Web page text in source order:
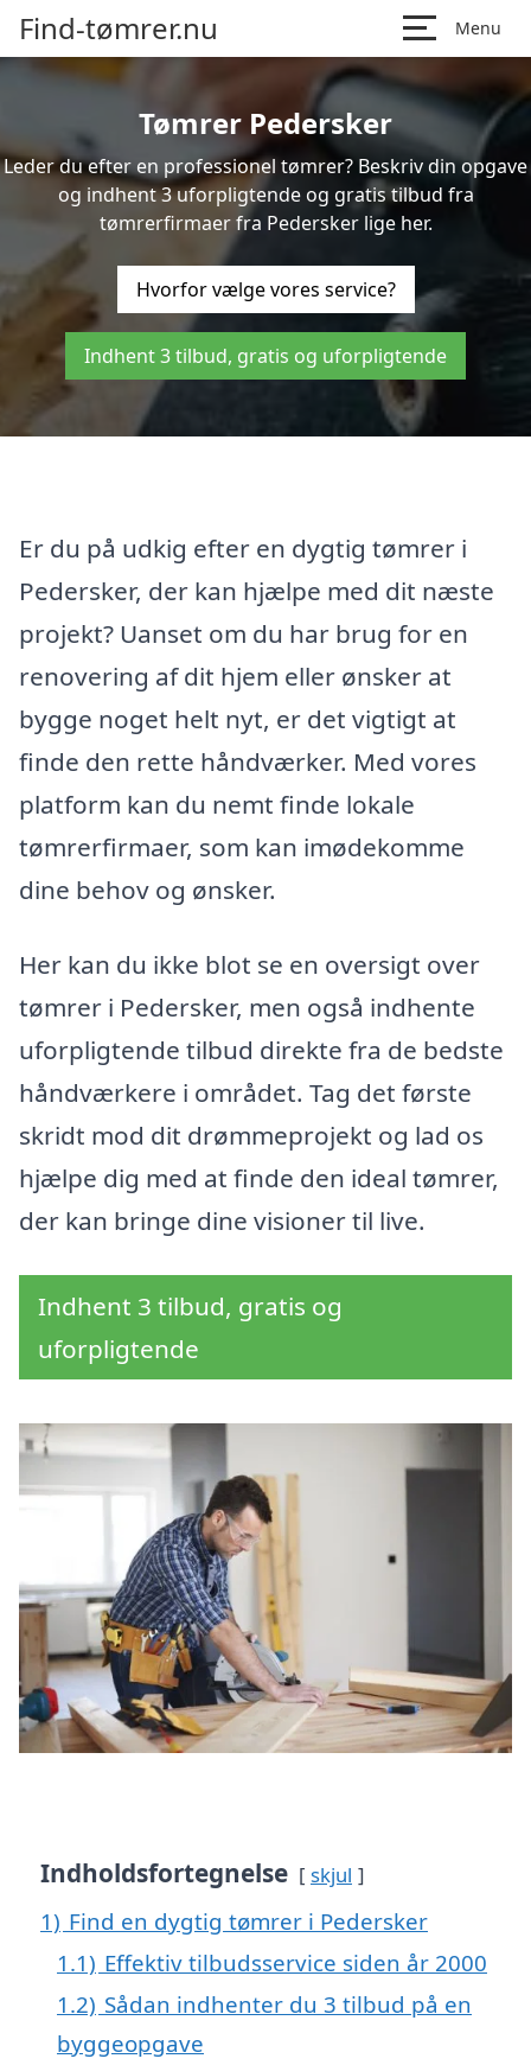
Find-tømrer.nu Menu
Tømrer Pedersker
Leder du efter en professionel tømrer? Beskriv din opgave
og indhent 3 uforpligtende og gratis tilbud fra
tømrerfirmaer fra Pedersker lige her.
Hvorfor vælge vores service?
Indhent 3 tilbud, gratis og uforpligtende
Er du på udkig efter en dygtig tømrer i
Pedersker, der kan hjælpe med dit næste
projekt? Uanset om du har brug for en
renovering af dit hjem eller ønsker at
bygge noget helt nyt, er det vigtigt at
finde den rette håndværker. Med vores
platform kan du nemt finde lokale
tømrerfirmaer, som kan imødekomme
dine behov og ønsker.
Her kan du ikke blot se en oversigt over
tømrer i Pedersker, men også indhente
uforpligtende tilbud direkte fra de bedste
håndværkere i området. Tag det første
skridt mod dit drømmeprojekt og lad os
hjælpe dig med at finde den ideal tømrer,
der kan bringe dine visioner til live.
Indhent 3 tilbud, gratis og
uforpligtende
Indholdsfortegnelse skjul
1) Find en dygtig tømrer i Pedersker
1.1) Effektiv tilbudsservice siden år 2000
1.2) Sådan indhenter du 3 tilbud på en
byggeopgave